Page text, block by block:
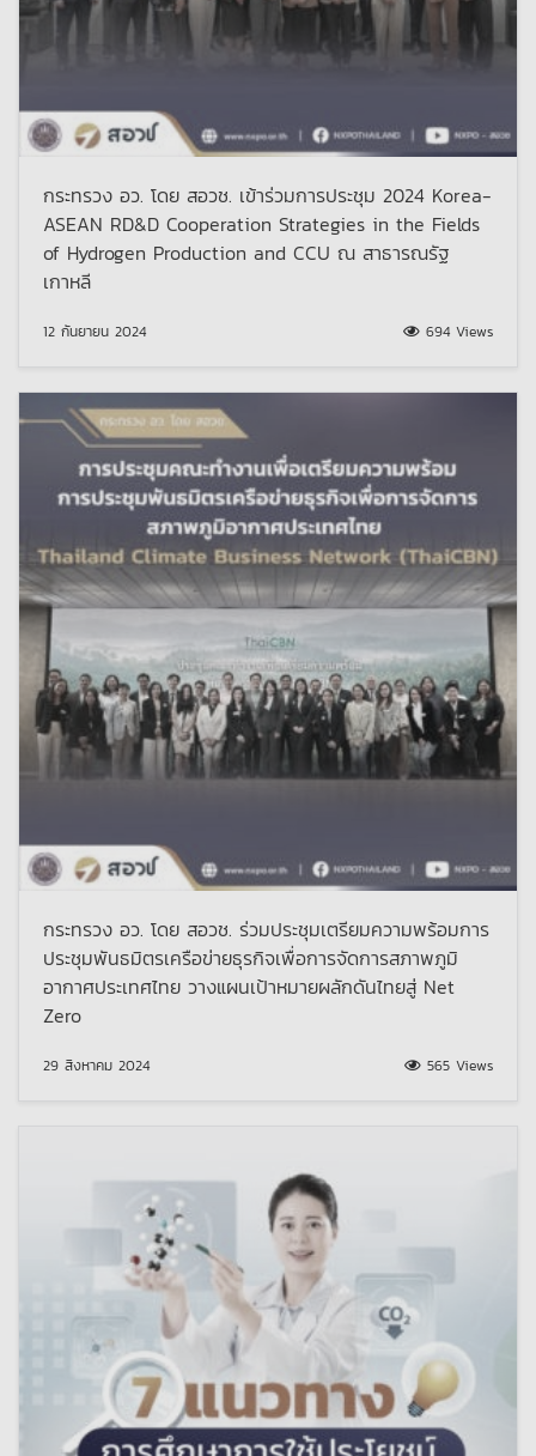
กระทรวง อว. โดย สอวช. เข้าร่วมการประชุม 2024 Korea-
ASEAN RD&D Cooperation Strategies in the Fields
of Hydrogen Production and CCU ณ สาธารณรัฐ
เกาหลี
12 กันยายน 2024 694 Views
กระทรวง อว. โดย สอวช. ร่วมประชุมเตรียมความพร้อมการ
ประชุมพันธมิตรเครือข่ายธุรกิจเพื่อการจัดการสภาพภูมิ
อากาศประเทศไทย วางแผนเป้าหมายผลักดันไทยสู่ Net
Zero
29 สิงหาคม 2024 565 Views